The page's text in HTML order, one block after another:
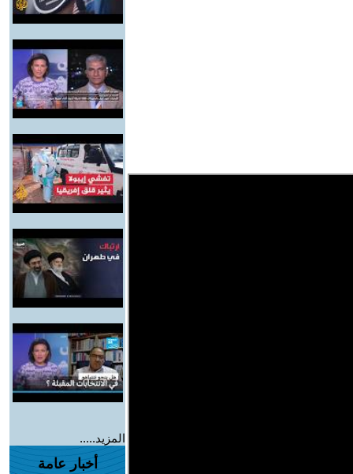
المزيد.....
أخبار عامة